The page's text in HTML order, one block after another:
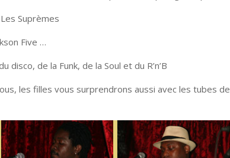
Suprèmes
Five …
de la Funk, de la Soul et du R’n’B
les filles vous surprendrons aussi avec les tubes de